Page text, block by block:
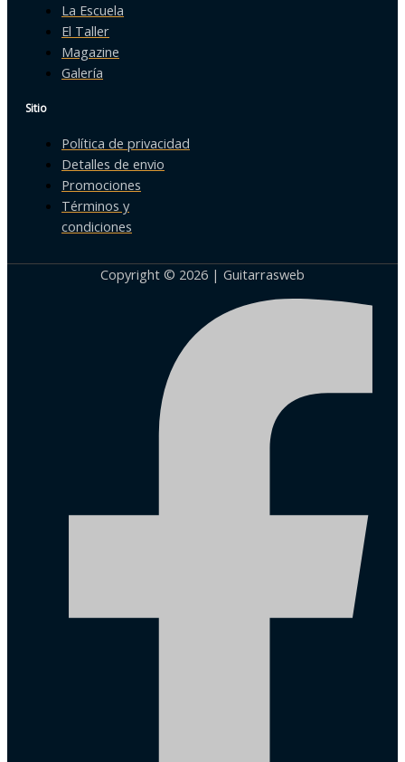
La Escuela
El Taller
Magazine
Galería
Sitio
Política de privacidad
Detalles de envio
Promociones
Términos y
condiciones
Copyright © 2026 | Guitarrasweb